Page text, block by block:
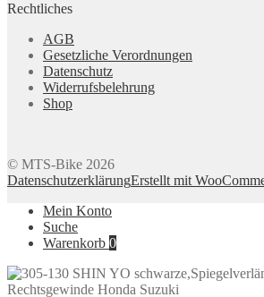
Rechtliches
AGB
Gesetzliche Verordnungen
Datenschutz
Widerrufsbelehrung
Shop
© MTS-Bike 2026
DatenschutzerklärungErstellt mit
Mein Konto
Suche
Warenkorb 0